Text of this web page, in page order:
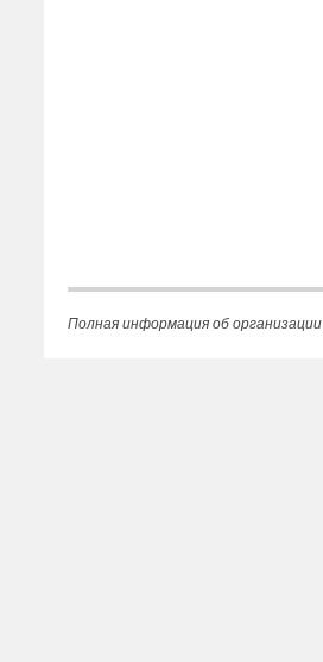
Полная информация об организации